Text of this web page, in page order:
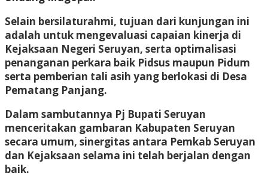
Selain bersilaturahmi, tujuan dari kunjungan ini
adalah untuk mengevaluasi capaian kinerja di
Kejaksaan Negeri Seruyan, serta optimalisasi
penanganan perkara baik Pidsus maupun Pidum
serta pemberian tali asih yang berlokasi di Desa
Pematang Panjang.
Dalam sambutannya Pj Bupati Seruyan
menceritakan gambaran Kabupaten Seruyan
secara umum, sinergitas antara Pemkab Seruyan
dan Kejaksaan selama ini telah berjalan dengan
baik.